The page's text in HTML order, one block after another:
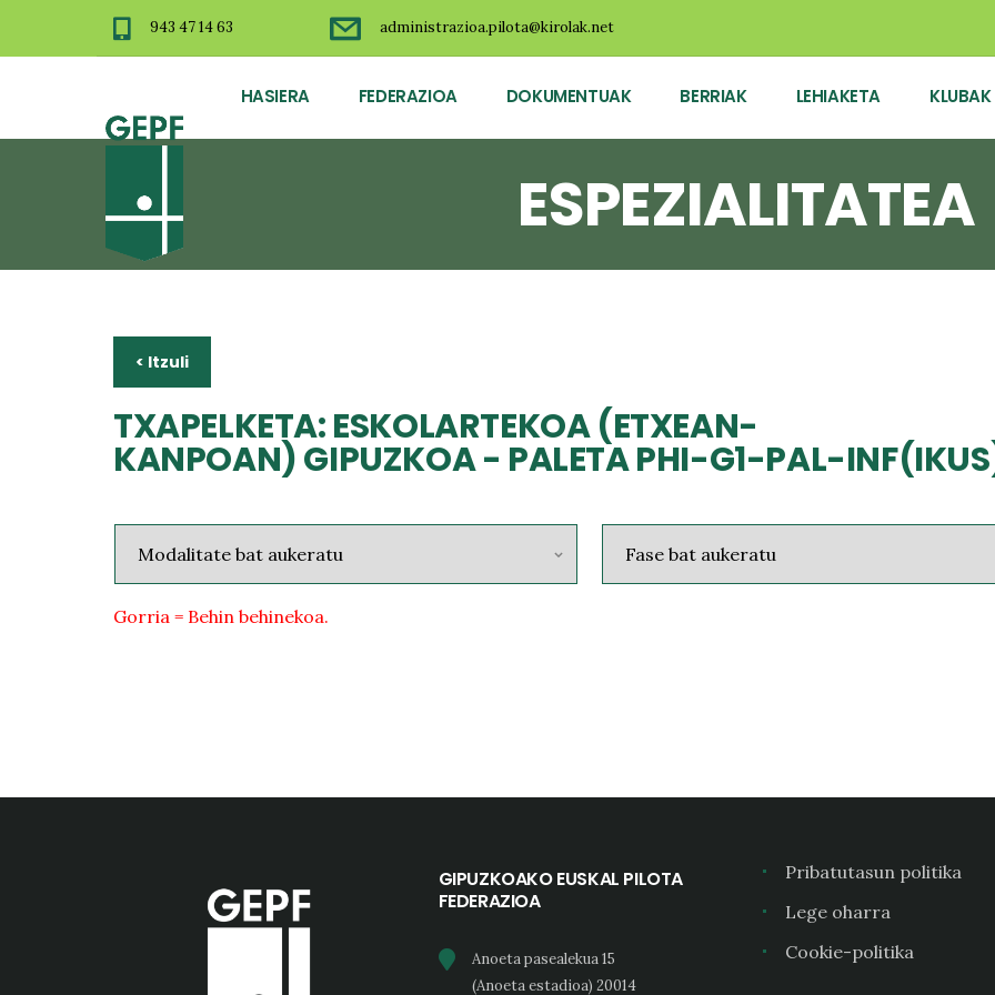
943 47 14 63 administrazioa.pilota@kirolak.net
HASIERA FEDERAZIOA DOKUMENTUAK BERRIAK LEHIAKETA KLUBAK
ESPEZIALITATEA
< Itzuli
TXAPELKETA: ESKOLARTEKOA (ETXEAN-
KANPOAN) GIPUZKOA - PALETA PHI-G1-PAL-
Gorria = Behin behinekoa.
GIPUZKOAKO EUSKAL PILOTA
FEDERAZIOA
Anoeta pasealekua 15
(Anoeta estadioa) 20014
Pribatutasun politika
Lege oharra
Cookie-politika